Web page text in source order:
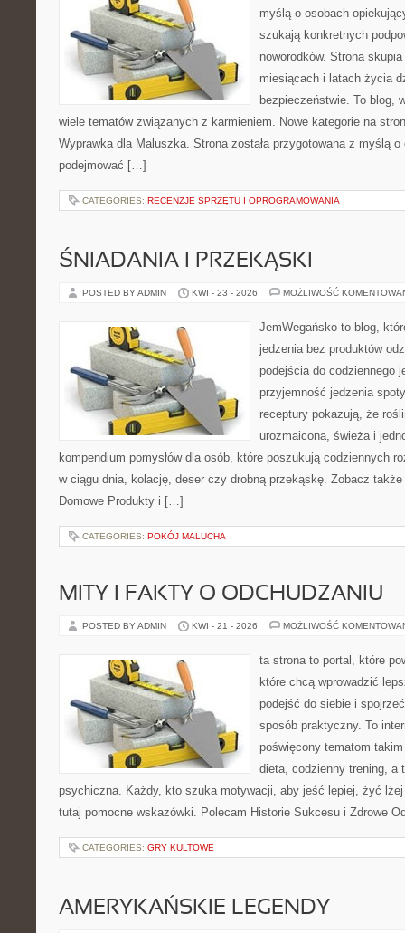
myślą o osobach
szukają konkretnych
noworodków. Strona
miesiącach i latach życia
bezpieczeństwie. To blog,
wiele tematów związanych z karmieniem. Nowe kategorie na
Wyprawka dla Maluszka. Strona została przygotowana z myślą
podejmować […]
CATEGORIES: RECENZJE SPRZĘTU I OPROGRAMOWANIA
ŚNIADANIA I PRZEKĄSKI
POSTED BY ADMIN KWI - 23 - 2026 MOŻLIWOŚĆ
JemWegańsko to blog,
jedzenia bez produktów
podejścia do codziennego
przyjemność jedzenia
receptury pokazują, że
urozmaicona, świeża i
kompendium pomysłów dla osób, które poszukują codziennych
w ciągu dnia, kolację, deser czy drobną przekąskę. Zobacz
Domowe Produkty i […]
CATEGORIES: POKÓJ MALUCHA
MITY I FAKTY O ODCHUDZANIU
POSTED BY ADMIN KWI - 21 - 2026 MOŻLIWOŚĆ
ta strona to portal, które
które chcą wprowadzić
podejść do siebie i
sposób praktyczny. To
poświęcony tematom
dieta, codzienny trening, a
psychiczna. Każdy, kto szuka motywacji, aby jeść lepiej, żyć
tutaj pomocne wskazówki. Polecam Historie Sukcesu i Zdrowe
CATEGORIES: GRY KULTOWE
AMERYKAŃSKIE LEGENDY